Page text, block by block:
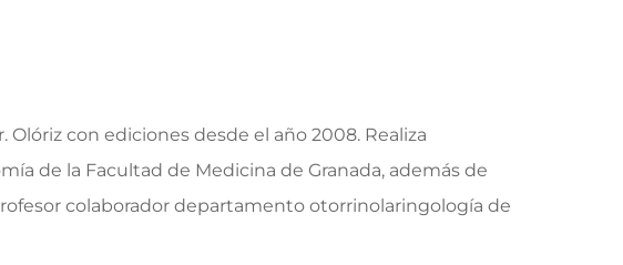
con ediciones desde el año 2008. Realiza
de la Facultad de Medicina de Granada, además de
colaborador departamento otorrinolaringología de